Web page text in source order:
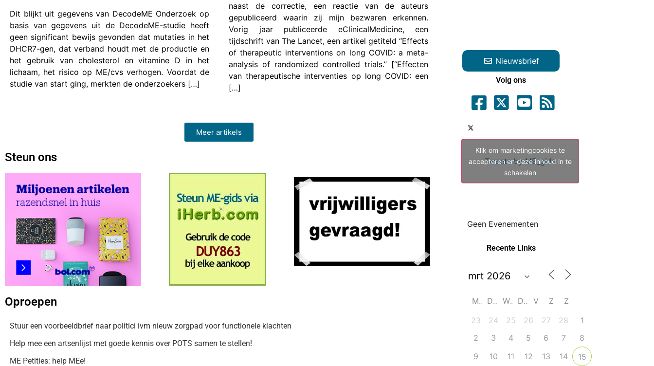
Dit blijkt uit gegevens van DecodeME Onderzoek op
basis van gegevens uit de DecodeME-studie heeft
geen significant bewijs gevonden dat mutaties in het
DHCR7-gen, dat verband houdt met de productie en
het gebruik van cholesterol en vitamine D in het
lichaam, het risico op ME/cvs verhogen. Voordat de
studie van start ging, merkten de onderzoekers […]
naast de correctie, een reactie van de auteurs
gepubliceerd waarin zij mijn bezwaren erkennen.
Vorig jaar publiceerde eClinicalMedicine, een
tijdschrift van The Lancet, een artikel getiteld “Effects
of therapeutic interventions on long COVID: a meta-
analysis of randomized controlled trials.” [“Effecten
van therapeutische interventies op long COVID: een
[…]
Meer artikels
Steun ons
Oproepen
Stuur een voorbeeldbrief naar politici ivm nieuw zorgpad voor functionele klachten
Help mee een artsenlijst met goede kennis over POTS samen te stellen!
ME Petities: help MEe!
Nieuwsbrief
Volg ons
Tweets by ME_gids
Klik om marketingcookies te
accepteren en deze inhoud in te
schakelen
Geen Evenementen
Recente Links
M D W D V Z
Z
23
24 25 26 27 28
1
2
3 4 5 6 7
8
9
10 11 12 13 14 15